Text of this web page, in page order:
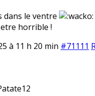
dans le ventre
etre horrible !
à 11 h 20 min #71111